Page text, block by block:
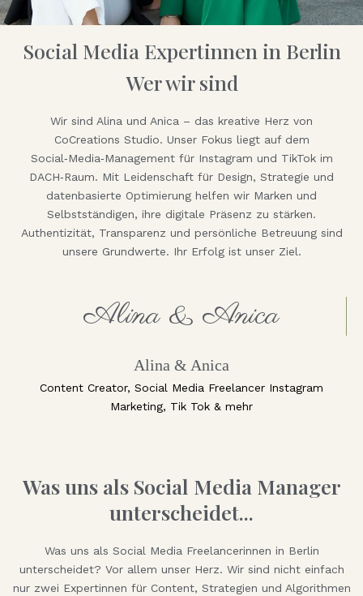
Social Media Expertinnen in Berlin
Wer wir sind
Wir sind Alina und Anica – das kreative Herz von
CoCreations Studio. Unser Fokus liegt auf dem
Social‑Media‑Management für Instagram und TikTok im
DACH‑Raum. Mit Leidenschaft für Design, Strategie und
datenbasierte Optimierung helfen wir Marken und
Selbstständigen, ihre digitale Präsenz zu stärken.
Authentizität, Transparenz und persönliche Betreuung sind
unsere Grundwerte. Ihr Erfolg ist unser Ziel.
Alina & Anica
Alina & Anica
Content Creator, Social Media Freelancer Instagram
Marketing, Tik Tok & mehr
Was uns als Social Media Manager
unterscheidet...
Was uns als Social Media Freelancerinnen in Berlin
unterscheidet? Vor allem unser Herz. Wir sind nicht einfach
nur zwei Expertinnen für Content, Strategien und Algorithmen